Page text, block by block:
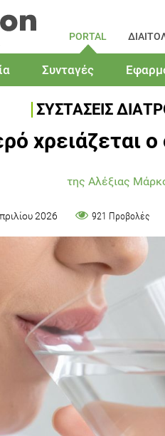
PORTAL
Συνταγές
ΣΥΣΤΑΣΕΙΣ
χρειάζεται ο
της Αλέξιας
2026 921 Προβολές